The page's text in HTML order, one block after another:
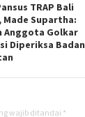
TRAP Bali
Made Supartha:
Anggota Golkar
Diperiksa Badan
wajib ditandai *